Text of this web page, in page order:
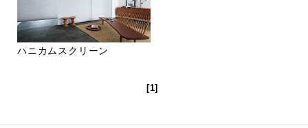
ハニカムスクリーン
[1]